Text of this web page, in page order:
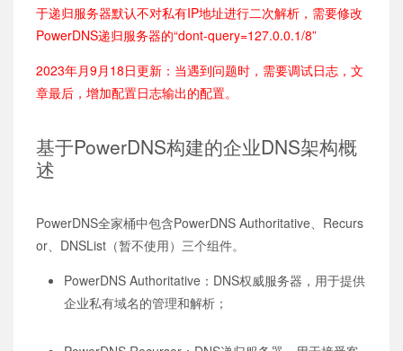
于递归服务器默认不对私有IP地址进行二次解析，需要修改
PowerDNS递归服务器的“dont-query=127.0.0.1/8”
2023年月9月18日更新：当遇到问题时，需要调试日志，文
章最后，增加配置日志输出的配置。
基于PowerDNS构建的企业DNS架构概
述
PowerDNS全家桶中包含PowerDNS Authoritative、Recurs
or、DNSList（暂不使用）三个组件。
PowerDNS Authoritative：DNS权威服务器，用于提供
企业私有域名的管理和解析；